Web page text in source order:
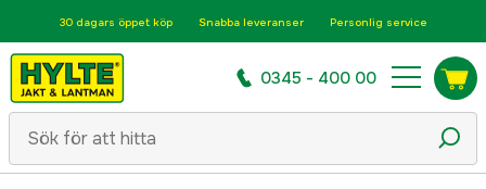
30 dagars öppet köp Snabba leveranser Personlig service
0345 - 400 00